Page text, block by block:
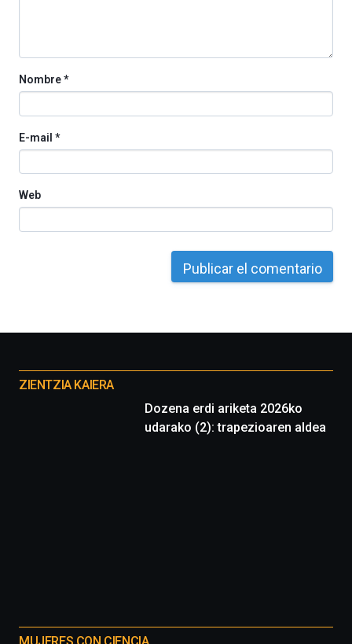
Nombre*
E-mail *
Web
proyectos
ZIENTZIA KAIERA
Dozena erdi ariketa 2026ko
udarako (2): trapezioaren aldea